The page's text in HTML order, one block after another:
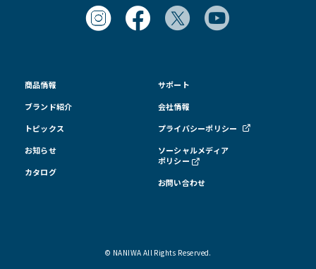
商品情報
ブランド紹介
トピックス
お知らせ
カタログ
サポート
会社情報
プライバシーポリシー
ソーシャルメディア
ポリシー
お問い合わせ
© NANIWA All Rights Reserved.